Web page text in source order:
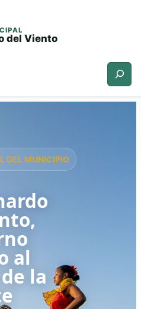
del Viento
Buscar
DEL MUNICIPIO
al
la